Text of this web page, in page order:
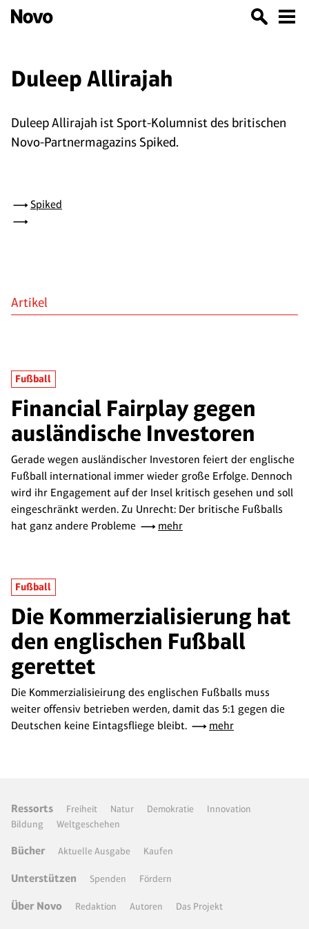
Duleep Allirajah
Duleep Allirajah ist Sport-Kolumnist des britischen
Novo-Partnermagazins Spiked.
Spiked
Artikel
Fußball
Financial Fairplay gegen
ausländische Investoren
Gerade wegen ausländischer Investoren feiert der englische
Fußball international immer wieder große Erfolge. Dennoch
wird ihr Engagement auf der Insel kritisch gesehen und soll
eingeschränkt werden. Zu Unrecht: Der britische Fußballs
hat ganz andere Probleme
mehr
Fußball
Die Kommerzialisierung hat
den englischen Fußball
gerettet
Die Kommerzialisieirung des englischen Fußballs muss
weiter offensiv betrieben werden, damit das 5:1 gegen die
Deutschen keine Eintagsfliege bleibt.
mehr
Ressorts Freiheit Natur Demokratie
Innovation
Bildung
Weltgeschehen
Bücher Aktuelle Ausgabe Kaufen
Unterstützen Spenden Fördern
Über Novo Redaktion Autoren Das Projekt